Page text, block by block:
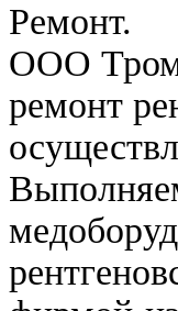
Ремонт.
ООО
ремонт